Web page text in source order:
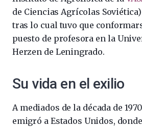
de Ciencias Agrícolas Soviética)
tras lo cual tuvo que
puesto de profesora en la
Herzen de Leningrado.
Su vida en el exilio
A mediados de la década de
emigró a Estados Unidos,